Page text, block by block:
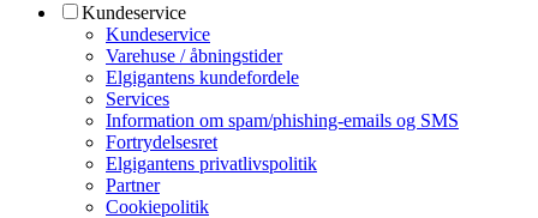
Kundeservice
Kundeservice
Varehuse / åbningstider
Elgigantens kundefordele
Services
Information om spam/phishing-emails og SMS
Fortrydelsesret
Elgigantens privatlivspolitik
Partner
Cookiepolitik